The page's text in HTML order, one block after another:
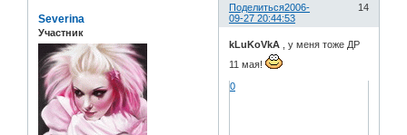
Поделиться 14
2006-
09-27 20:44:53
Severina
Участник
kLuKoVkA , у меня тоже ДР
11 мая!
0